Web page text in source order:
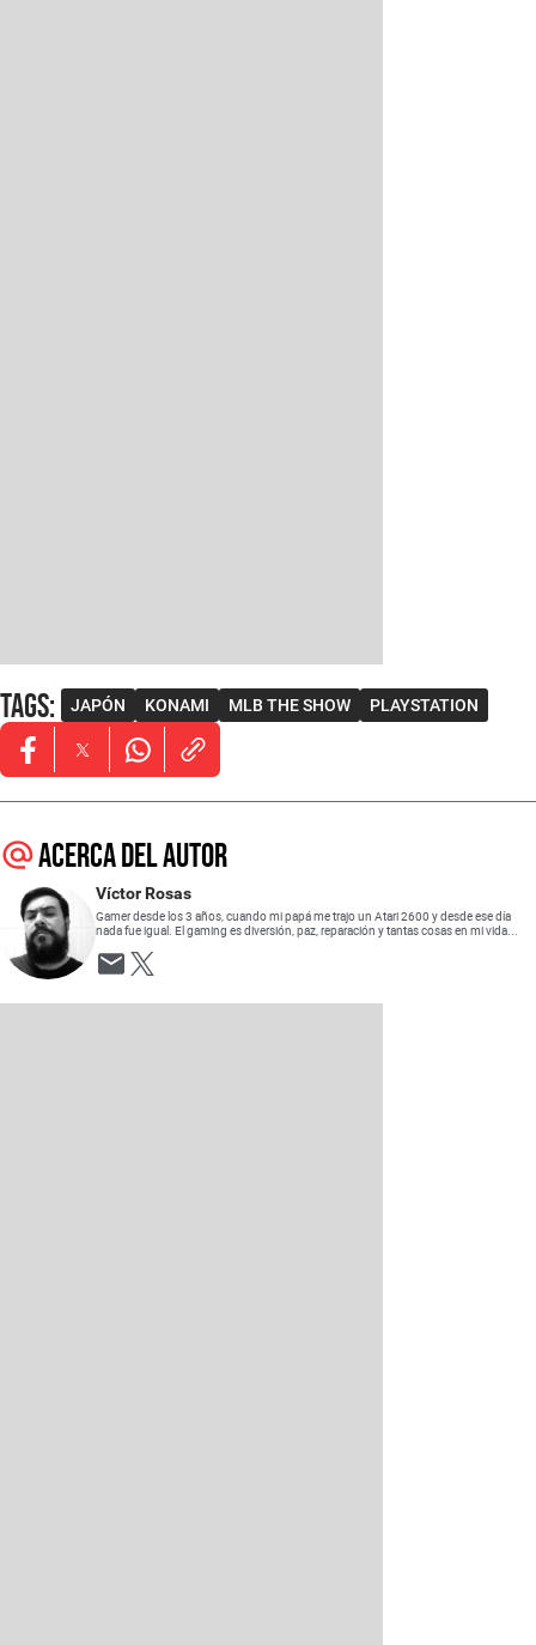
Tags: JAPÓN KONAMI MLB THE SHOW PLAYSTATION
Opens in new window
Opens in new window
Opens in new window
Acerca del autor
Víctor Rosas
Gamer desde los 3 años, cuando mi papá me trajo un Atari 2600 y desde ese día
nada fue igual. El gaming es diversión, paz, reparación y tantas cosas en mi vida...
Opens in new window